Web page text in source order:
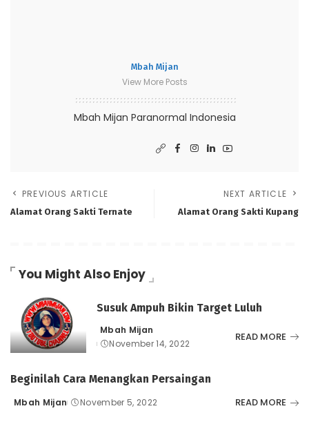
Mbah Mijan
View More Posts
Mbah Mijan Paranormal Indonesia
PREVIOUS ARTICLE
Alamat Orang Sakti Ternate
NEXT ARTICLE
Alamat Orang Sakti Kupang
You Might Also Enjoy
Susuk Ampuh Bikin Target Luluh
Posted
by
Mbah Mijan
November 14, 2022
READ MORE
Beginilah Cara Menangkan Persaingan
Posted
Mbah Mijan November 5, 2022 READ MORE